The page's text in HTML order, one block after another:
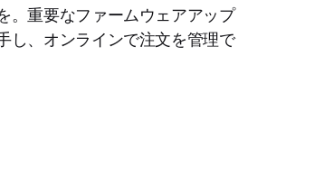
。重要なファームウェアアップ
し、オンラインで注文を管理で